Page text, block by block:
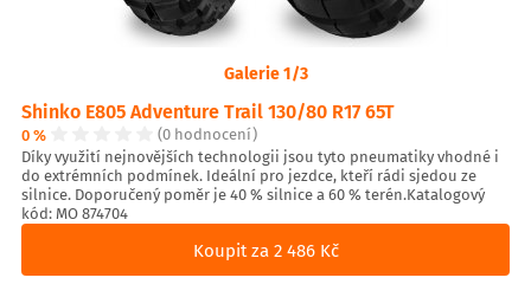
Galerie 1/3
Shinko E805 Adventure Trail 130/80 R17 65T
0 %
(0 hodnocení)
Díky využití nejnovějších technologii jsou tyto pneumatiky vhodné i
do extrémních podmínek. Ideální pro jezdce, kteří rádi sjedou ze
silnice. Doporučený poměr je 40 % silnice a 60 % terén.Katalogový
kód: MO 874704
Koupit za 2 486 Kč